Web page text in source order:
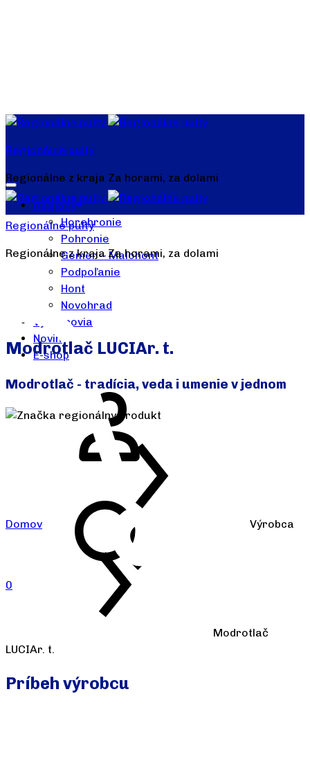
Regionálne pulty
Regionálne z kraja Za horami, za dolami
Regióny
Horehronie
Pohronie
Gemer – Malohont
Podpoľanie
Hont
Novohrad
Výrobcovia
Novinky
E-shop
Regionálne pulty
Regionálne z kraja Za horami, za dolami
0
Modrotlač LUCIAr. t.
Modrotlač - tradícia, veda i umenie v jednom
Domov Výrobca
Modrotlač
LUCIAr. t.
Príbeh výrobcu